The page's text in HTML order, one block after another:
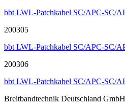
bbt LWL-Patchkabel SC/APC-SC/
200305
bbt LWL-Patchkabel SC/APC-SC/
200306
bbt LWL-Patchkabel SC/APC-SC/
Breitbandtechnik Deutschland GmbH